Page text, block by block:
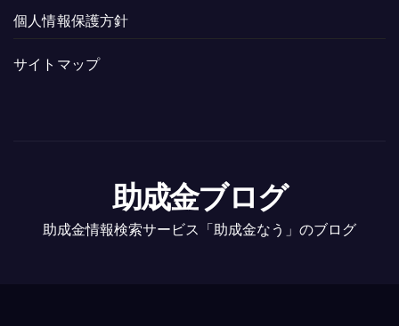
個人情報保護方針
サイトマップ
助成金ブログ
助成金情報検索サービス「助成金なう」のブログ